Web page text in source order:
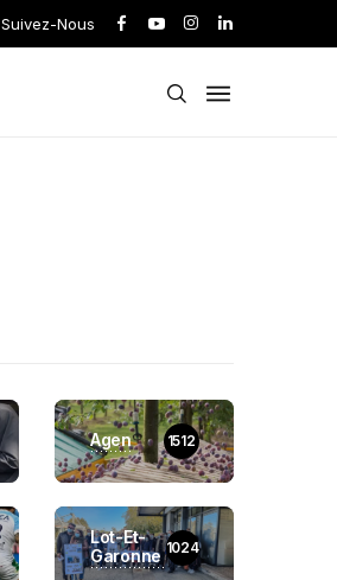
Suivez-Nous
Agen 1512
Lot-Et-
Garonne 1024